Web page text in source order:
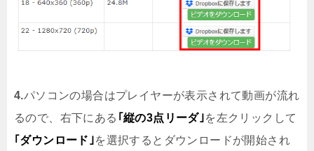
4.パソコンの場合はプレイヤーが表示されて動画が流れ
るので、右下にある ｢縦の3点リーダ｣を左クリックして
｢ダウンロード｣を選択するとダウンロードが開始され